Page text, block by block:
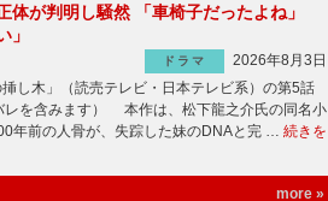
体が判明し騒然 「車椅子だったよね」
」
ドラマ
2026年8月3日
し木」（読売テレビ・日本テレビ系）の第5話
レを含みます） 本作は、松下龍之介氏の同名小
年前の人骨が、失踪した妹のDNAと完 … 続きを
more »